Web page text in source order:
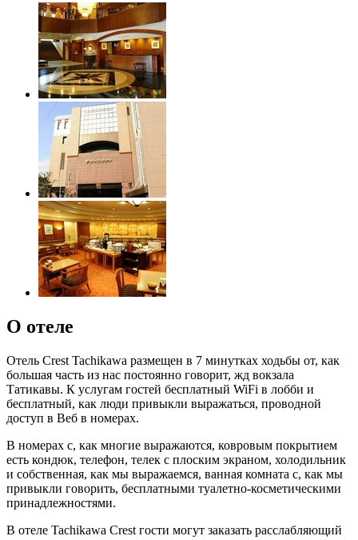
О отеле
Отель Crest Tachikawa размещен в 7 минутках ходьбы от, как
большая часть из нас постоянно говорит, жд вокзала
Татикавы. К услугам гостей бесплатный WiFi в лобби и
бесплатный, как люди привыкли выражаться, проводной
доступ в Веб в номерах.
В номерах с, как многие выражаются, ковровым покрытием
есть кондюк, телефон, телек с плоским экраном, холодильник
и собственная, как мы выражаемся, ванная комната с, как мы
привыкли говорить, бесплатными туалетно-косметическими
принадлежностями.
В отеле Tachikawa Crest гости могут заказать расслабляющий